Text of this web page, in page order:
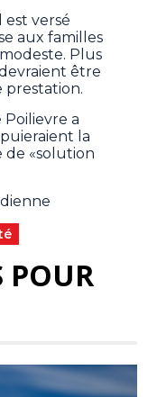
versé
aux familles
Plus
être
prestation.
a
la
de «solution
POUR